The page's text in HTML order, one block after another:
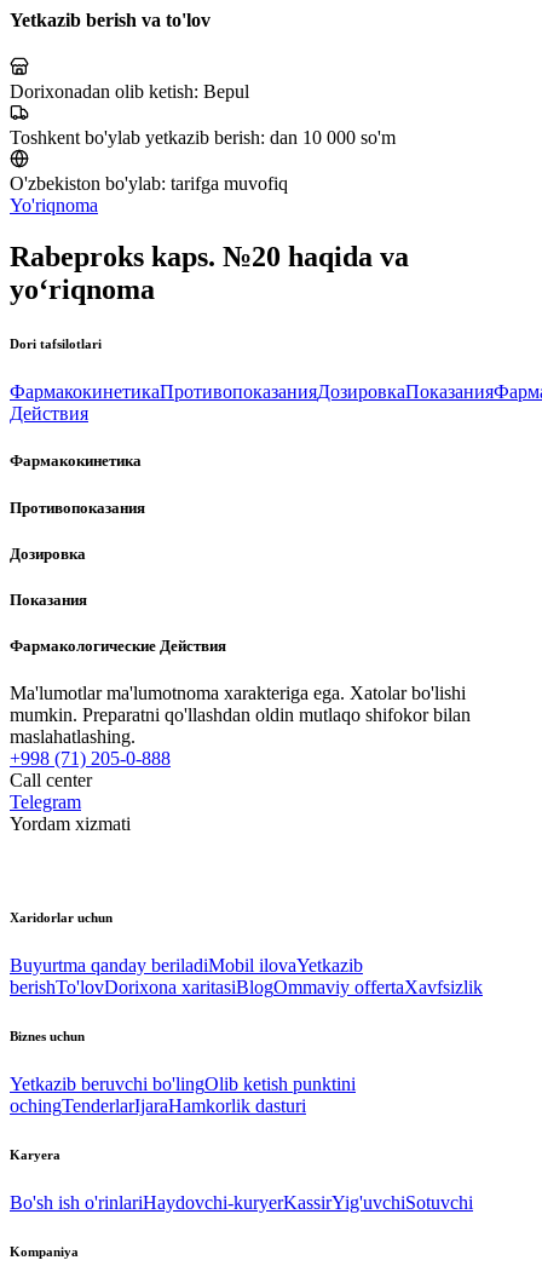
Yetkazib berish va to'lov
Dorixonadan olib ketish: Bepul
Toshkent bo'ylab yetkazib berish: dan 10 000 so'm
O'zbekiston bo'ylab: tarifga muvofiq
Yo'riqnoma
Rabeproks kaps. №20 haqida va
yo‘riqnoma
Dori tafsilotlari
ФармакокинетикаПротивопоказанияДозировкаПоказания
Действия
Фармакокинетика
Противопоказания
Дозировка
Показания
Фармакологические Действия
Ma'lumotlar ma'lumotnoma xarakteriga ega. Xatolar bo'lishi
mumkin. Preparatni qo'llashdan oldin mutlaqo shifokor bilan
maslahatlashing.
+998 (71) 205-0-888
Call center
Telegram
Yordam xizmati
Xaridorlar uchun
Buyurtma qanday beriladiMobil ilovaYetkazib
berishTo'lovDorixona xaritasiBlogOmmaviy offertaXavfsizlik
Biznes uchun
Yetkazib beruvchi bo'lingOlib ketish punktini
ochingTenderlarIjaraHamkorlik dasturi
Karyera
Bo'sh ish o'rinlariHaydovchi-kuryerKassirYig'uvchiSotuvchi
Kompaniya